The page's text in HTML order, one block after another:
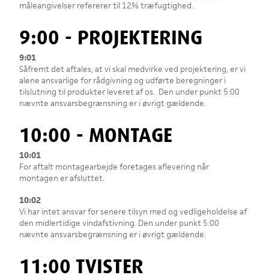
måleangivelser refererer til 12% træfugtighed.
9:00 - PROJEKTERING
9:01
Såfremt det aftales, at vi skal medvirke ved projektering, er vi
alene ansvarlige for rådgivning og udførte beregninger i
tilslutning til produkter leveret af os. Den under punkt 5:00
nævnte ansvarsbegrænsning er i øvrigt gældende.
10:00 - MONTAGE
10:01
For aftalt montagearbejde foretages aflevering når
montagen er afsluttet.
10:02
Vi har intet ansvar for senere tilsyn med og vedligeholdelse af
den midlertidige vindafstivning. Den under punkt 5:00
nævnte ansvarsbegrænsning er i øvrigt gældende.
11:00 TVISTER